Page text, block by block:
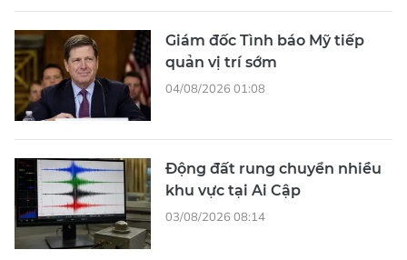
Giám đốc Tình báo Mỹ tiếp
quản vị trí sớm
04/08/2026 01:08
Động đất rung chuyển nhiều
khu vực tại Ai Cập
03/08/2026 08:14